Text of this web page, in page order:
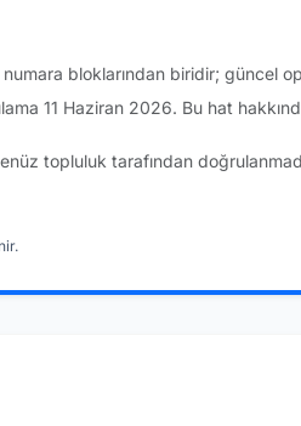
bloklarından biridir; güncel
11 Haziran 2026. Bu hat
henüz topluluk tarafından